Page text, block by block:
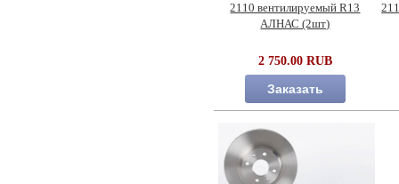
2110 вентилируемый R13
АЛНАС (2шт)
2 750.00 RUB
Заказать